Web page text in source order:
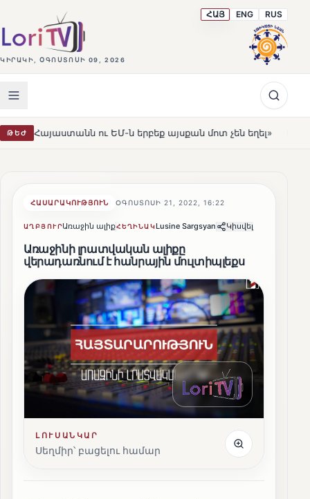
ԿԻՐԱԿԻ, ՕԳՈՍՏՈՍԻ 09, 2026
ՀԱՅ ENG RUS
ԹԵԺ
ու ԵՄ-ն երբեք այսքան մոտ չեն եղել» HOT
ՀԱՍԱՐԱԿՈՒԹՅՈՒՆ ՕԳՈՍՏՈՍԻ 21, 2022, 16:22
ԱՂԲՅՈՒՐԱռաջին ալիքՀԵՂԻՆԱԿLusine Sargsyan Կիսվել
Առաջինի լրատվական ալիքը
վերադառնում է հանրային մուլտիպլեքս
ԼՈՒՍԱՆԿԱՐ
Սեղմիր՝ բացելու համար